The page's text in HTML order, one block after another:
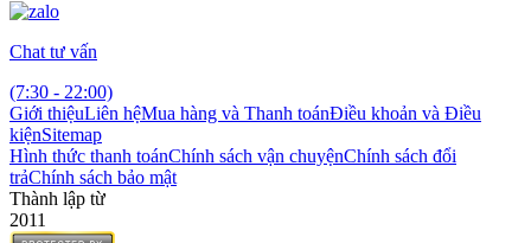
Chat tư vấn
(7:30 - 22:00)
Giới thiệuLiên hệMua hàng và Thanh toánĐiều khoản và Điều
kiệnSitemap
Hình thức thanh toánChính sách vận chuyệnChính sách đổi
trảChính sách bảo mật
Thành lập từ
2011